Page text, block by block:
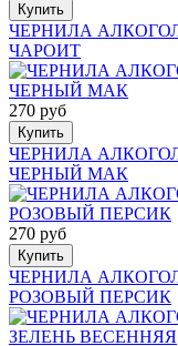
Купить
ЧЕРНИЛА
ЧАРОИТ
270 руб
Купить
ЧЕРНИЛА
ЧЕРНЫЙ МАК
270 руб
Купить
ЧЕРНИЛА
РОЗОВЫЙ ПЕРСИК